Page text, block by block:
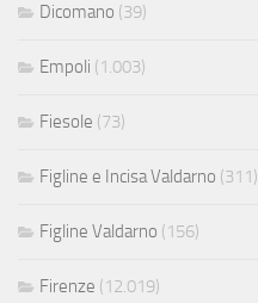
Dicomano (39)
Empoli (1.003)
Fiesole (73)
Figline e Incisa Valdarno (311)
Figline Valdarno (156)
Firenze (12.019)